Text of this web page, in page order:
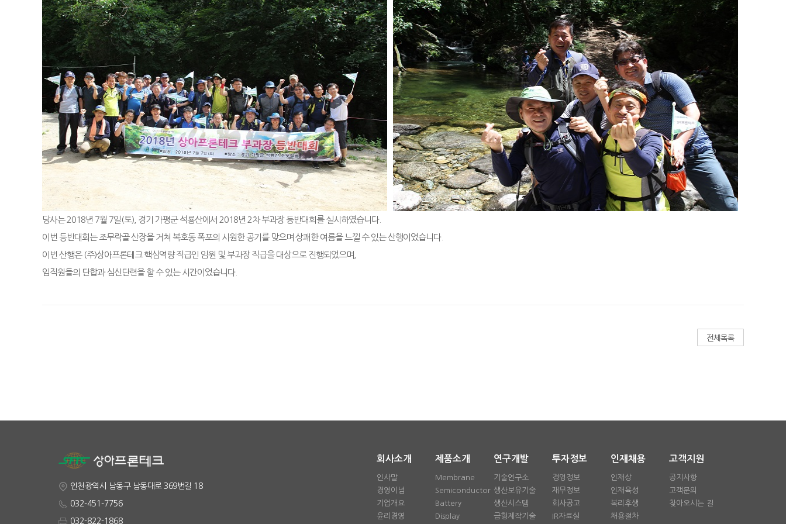
당사는 2018년 7월 7일(토), 경기 가평군 석룡산에서 2018년 2차 부과장 등반대회를 실시하였습니다.
이번 등반대회는 조무락골 산장을 거쳐 복호동 폭포의 시원한 공기를 맞으며 상쾌한 여름을 느낄 수 있는 산행이었습니다.
이번 산행은 (주)상아프론테크 핵심역량 직급인 임원 및 부과장 직급을 대상으로 진행되었으며,
임직원들의 단합과 심신단련을 할 수 있는 시간이었습니다.
인천광역시 남동구 남동대로 369번길 18
032-451-7756
032-822-1868
회사소개
인사말
경영이념
기업개요
윤리경영
제품소개
Membrane
Semiconductor
Battery
Display
연구개발
기술연구소
생산보유기술
생산시스템
금형제작기술
투자정보
경영정보
재무정보
회사공고
IR자료실
인재채용
인재상
인재육성
복리후생
채용절차
고객지원
공지사항
고객문의
찾아오시는 길